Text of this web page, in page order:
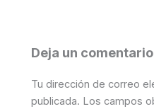
Deja un comentario
Tu dirección de correo
publicada. Los campos